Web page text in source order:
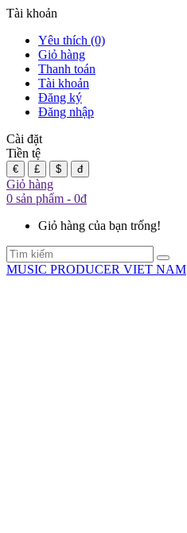
Tài khoản
Yêu thích (0)
Giỏ hàng
Thanh toán
Tài khoản
Đăng ký
Đăng nhập
Cài đặt
Tiền tệ
€ £ $ đ
Giỏ hàng
0 sản phẩm - 0đ
Giỏ hàng của bạn trống!
MUSIC PRODUCER VIET NAM